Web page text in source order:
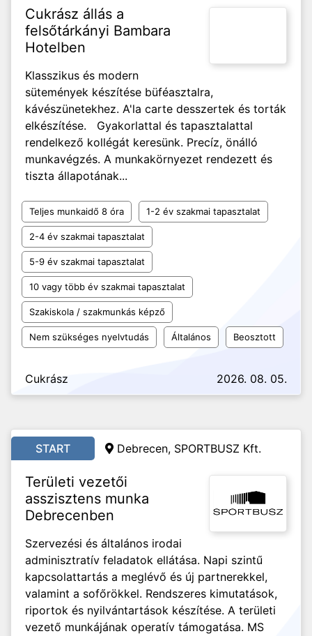
Cukrász állás a
felsőtárkányi Bambara
Hotelben
Klasszikus és modern
sütemények készítése büféasztalra,
kávészünetekhez. A'la carte desszertek és torták
elkészítése. Gyakorlattal és tapasztalattal
rendelkező kollégát keresünk. Precíz, önálló
munkavégzés. A munkakörnyezet rendezett és
tiszta állapotának...
Teljes munkaidő 8 óra 1-2 év szakmai tapasztalat
2-4 év szakmai tapasztalat
5-9 év szakmai tapasztalat
10 vagy több év szakmai tapasztalat
Szakiskola / szakmunkás képző
Nem szükséges nyelvtudás Általános Beosztott
Cukrász 2026. 08. 05.
START Debrecen, SPORTBUSZ Kft.
Területi vezetői
asszisztens munka
Debrecenben
Szervezési és általános irodai
adminisztratív feladatok ellátása. Napi szintű
kapcsolattartás a meglévő és új partnerekkel,
valamint a sofőrökkel. Rendszeres kimutatások,
riportok és nyilvántartások készítése. A területi
vezető munkájának operatív támogatása. MS